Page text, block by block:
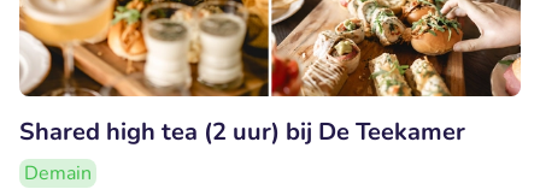
Shared high tea (2 uur) bij De Teekamer
Demain